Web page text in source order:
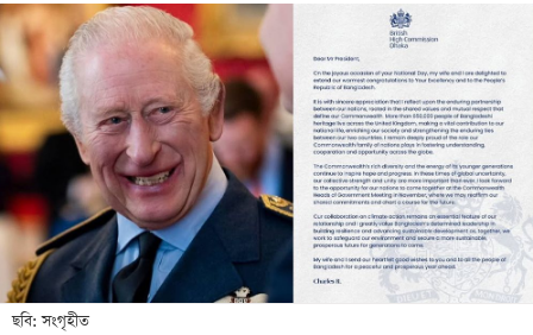
অর্থনীতি
আন্তর্জাতিক
সারাদেশ
খেলা
বিনোদন
লাইফ
স্টাইল
শিক্ষা
ছবি: সংগৃহীত